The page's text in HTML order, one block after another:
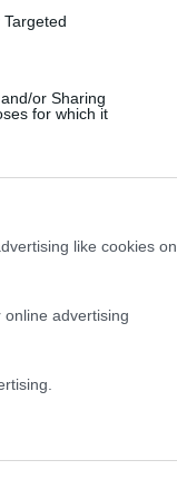
or Sharing
for which it
like cookies on
advertising